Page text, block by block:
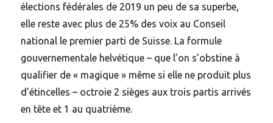
élections fédérales de 2019 un peu de sa superbe,
elle reste avec plus de 25% des voix au Conseil
national le premier parti de Suisse. La formule
gouvernementale helvétique – que l’on s’obstine à
qualifier de « magique » même si elle ne produit plus
d’étincelles – octroie 2 sièges aux trois partis arrivés
en tête et 1 au quatrième.